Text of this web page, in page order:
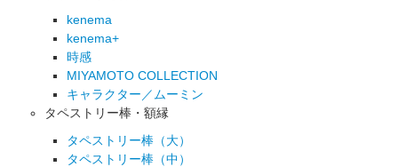
kenema
kenema+
時感
MIYAMOTO COLLECTION
キャラクター／ムーミン
タペストリー棒・額縁
タペストリー棒（大）
タペストリー棒（中）